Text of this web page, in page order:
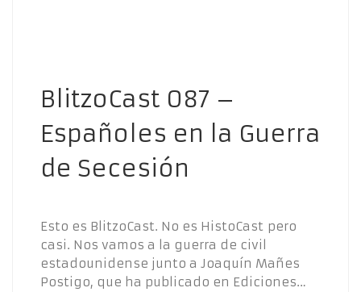
BlitzoCast 087 –
Españoles en la Guerra
de Secesión
Esto es BlitzoCast. No es HistoCast pero
casi. Nos vamos a la guerra de civil
estadounidense junto a Joaquín Mañes
Postigo, que ha publicado en Ediciones…